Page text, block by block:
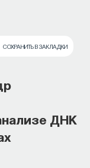
СОХРАНИТЬ В ЗАКЛАДКИ
ДНК
В ЗАКЛАДКИ
Как